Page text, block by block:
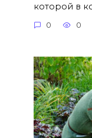
которой в
0 0